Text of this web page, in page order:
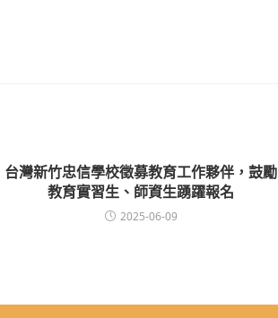
台灣新竹忠信學校徵募教育工作夥伴，鼓勵
教育實習生、師資生踴躍報名
2025-06-09